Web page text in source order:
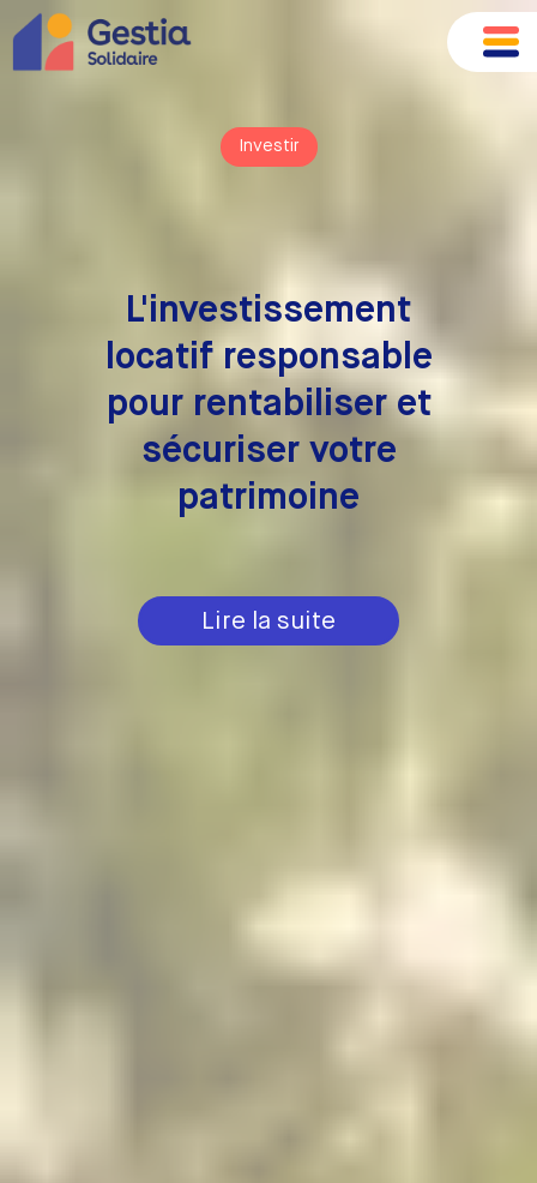
Investir
L'investissement
locatif responsable
pour rentabiliser et
sécuriser votre
patrimoine
Lire la suite